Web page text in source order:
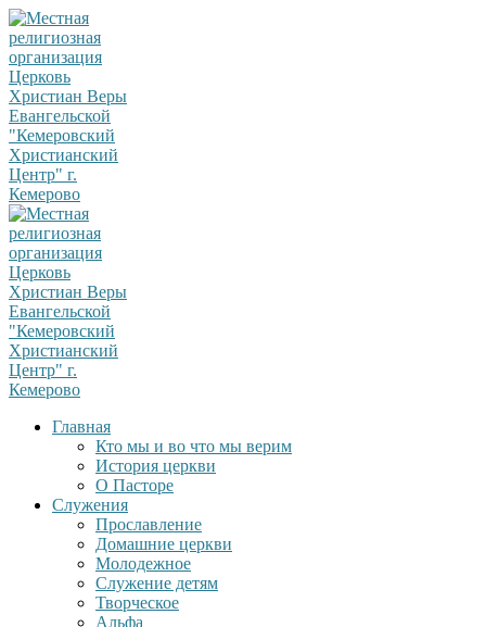
Главная
Кто мы и во что мы верим
История церкви
О Пасторе
Служения
Прославление
Домашние церкви
Молодежное
Служение детям
Творческое
Альфа